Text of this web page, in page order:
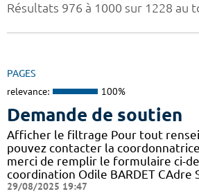
Résultats 976 à 1000 sur 1228 au
PAGES
relevance: 100%
Demande de soutien
Afficher le filtrage Pour tout
pouvez contacter la
merci de remplir le formulaire ci-
coordination Odile BARDET CAdre
29/08/2025 19:47